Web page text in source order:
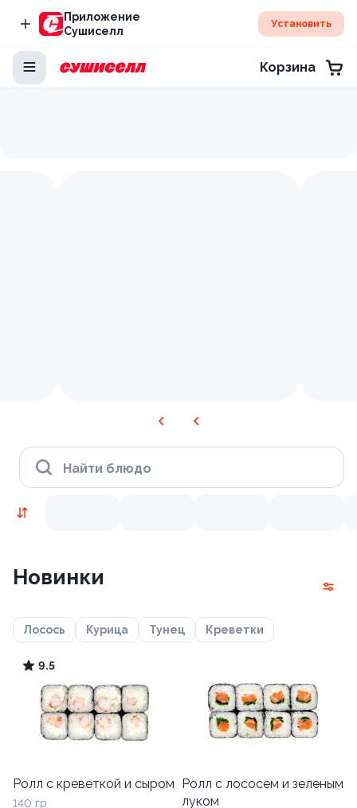
Приложение
Сушиселл
Установить
Корзина
Найти блюдо
Новинки
Лосось Курица Тунец Креветки
9.5
Ролл с креветкой и сыром
140 гр
Ролл с лососем и зеленым
луком